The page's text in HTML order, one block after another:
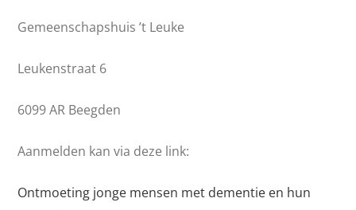
Gemeenschapshuis ’t Leuke
Leukenstraat 6
6099 AR Beegden
Aanmelden kan via deze link:
Ontmoeting jonge mensen met dementie en hun